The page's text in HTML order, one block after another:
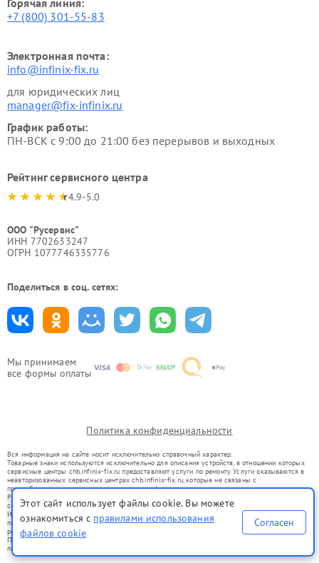
Мы принимаем
все формы оплаты
Горячая линия:
+7 (800) 301-55-83
Электронная почта:
info@infinix-fix.ru
для юридических лиц
manager@fix-infinix.ru
График работы:
ПН-ВСК с 9:00 до 21:00 без перерывов и выходных
Рейтинг сервисного центра
4.9-5.0
ООО "Русервис"
ИНН 7702633247
ОГРН 1077746335776
Поделиться в соц. сетях:
Политика конфиденциальности
Вся информация на сайте носит исключительно справочный характер.
Товарные знаки используются исключительно для описания устройств, в отношении которых
сервисные центры chb.infinix-fix.ru предоставляют услуги по ремонту. Услуги оказываются в
неавторизованных сервисных центрах chb.infinix-fix.ru, которые не связаны с
правообладателями товарных знаков или их официальными представителями.
Ремонт осуществляется для устройств, уже введенных в гражданский оборот в соответствии
со статьей 1487 ГК РФ.
Использование товарных знаков не преследует цели индивидуализации услуг или введения
потребителей в заблуждение, а служит для информирования о предоставляемых услугах по
ремонту техники указанных брендов.
Представленная на сайте информация не является публичной офертой, определяемой
положениями Статьи 437(2) Гражданского кодекса РФ
Этот сайт использует файлы cookie. Вы можете
ознакомиться с правилами использования
файлов cookie
Согласен